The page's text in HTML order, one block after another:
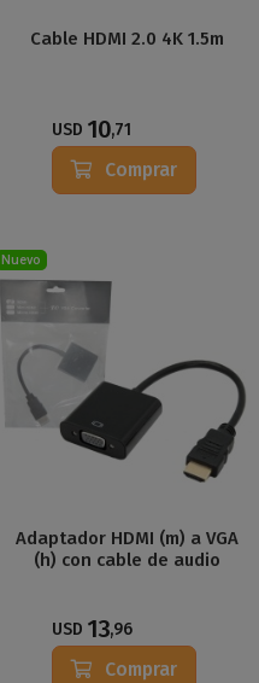
Cable HDMI 2.0 4K 1.5m
USD 10,71
Comprar
Nuevo
Adaptador HDMI (m) a VGA
(h) con cable de audio
USD 13,96
Comprar